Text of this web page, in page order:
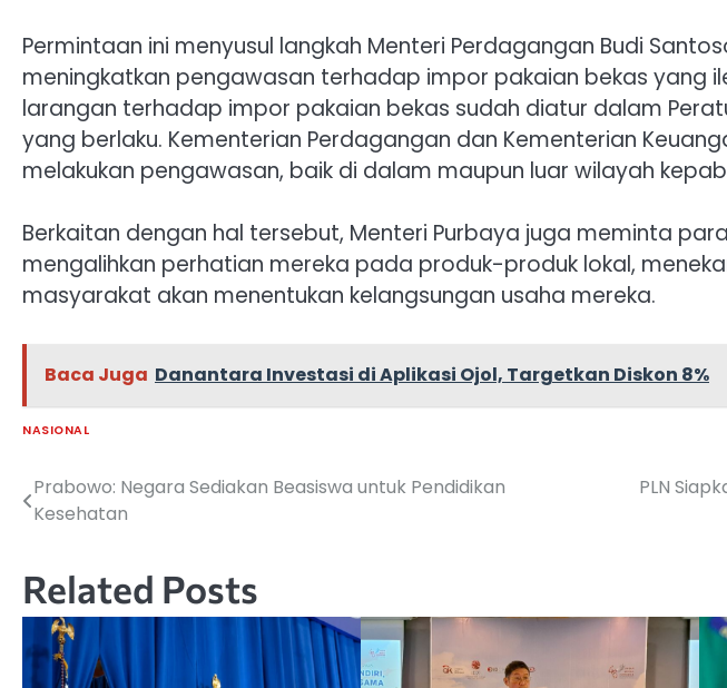
Permintaan ini menyusul langkah Menteri Perdagangan Budi
meningkatkan pengawasan terhadap impor pakaian bekas yang
larangan terhadap impor pakaian bekas sudah diatur dalam
yang berlaku. Kementerian Perdagangan dan Kementerian
melakukan pengawasan, baik di dalam maupun luar wilayah
Berkaitan dengan hal tersebut, Menteri Purbaya juga meminta
mengalihkan perhatian mereka pada produk-produk lokal,
masyarakat akan menentukan kelangsungan usaha mereka.
Baca Juga Danantara Investasi di Aplikasi Ojol, Targetkan Diskon 8%
NASIONAL
Navigasi
Prabowo: Negara Sediakan Beasiswa untuk Pendidikan
Kesehatan
PLN
Related Posts